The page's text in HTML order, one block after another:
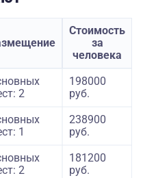
Стоимость
за
человека
2
198000
руб.
1
238900
руб.
2
181200
руб.